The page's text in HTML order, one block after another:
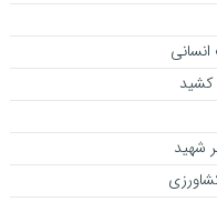
شهید